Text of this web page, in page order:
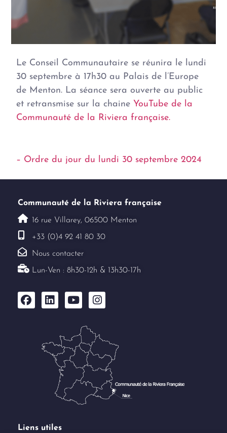
Le Conseil Communautaire se réunira le lundi
30 septembre à 17h30 au Palais de l’Europe
de Menton. La séance sera ouverte au public
et retransmise sur la chaine YouTube de la
Communauté de la Riviera française.
– Ordre du jour du lundi 30 septembre 2024
Communauté de la Riviera française
16 rue Villarey, 06500 Menton
+33 (0)4 92 41 80 30
Nous contacter
Lun-Ven : 8h30-12h & 13h30-17h
Liens utiles